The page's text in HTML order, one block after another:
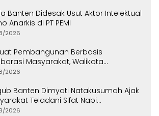
Banten Didesak Usut Aktor Intelektual
Anarkis di PT PEMI
2026
Pembangunan Berbasis
Masyarakat, Walikota
Raih LPM Award 2026
2026
Banten Dimyati Natakusumah Ajak
Teladani Sifat Nabi
2026